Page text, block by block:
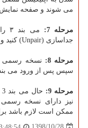
می شوند و صفحه نمایش
مرحله 7:
جداسازی (Unpair) کنید و اپلیکیشن را حذف کنید.
مرحله 8:
سپس پس از ورود می بند
مرحله 9:
ممکن است لازم باشد برای اتصال کامل